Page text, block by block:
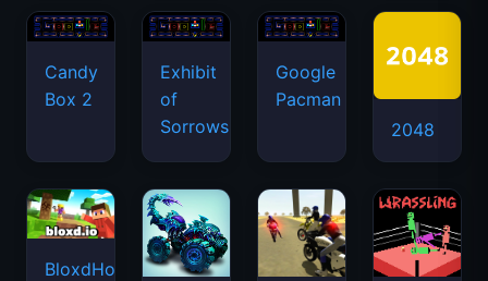
Candy
Box 2
Exhibit
of
Sorrows
Google
Pacman
2048
BloxdHop.io